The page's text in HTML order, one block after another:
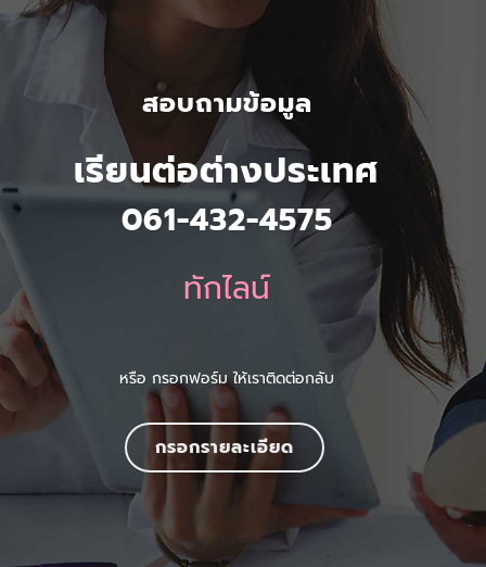
สอบถามข้อมูล
เรียนต่อต่างประเทศ
061-432-4575
ทักไลน์
หรือ กรอกฟอร์ม ให้เราติดต่อกลับ
กรอกรายละเอียด